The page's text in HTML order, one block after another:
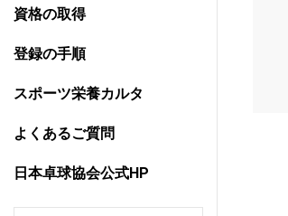
資格の取得
登録の手順
スポーツ栄養カルタ
よくあるご質問
日本卓球協会公式HP